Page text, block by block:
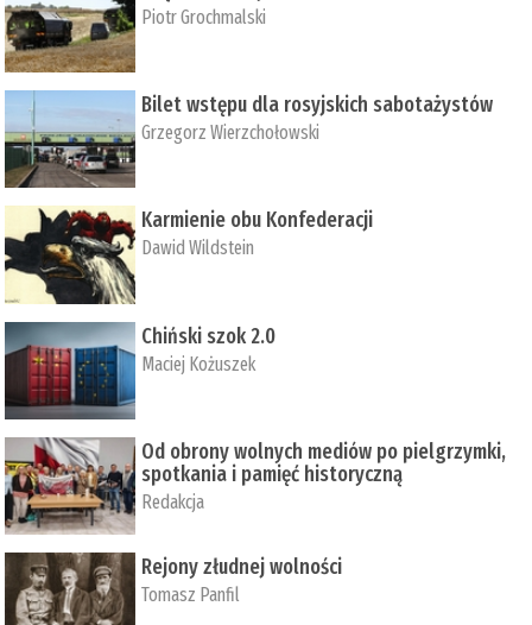
Piotr Grochmalski
Bilet wstępu dla rosyjskich sabotażystów
Grzegorz Wierzchołowski
Karmienie obu Konfederacji
Dawid Wildstein
Chiński szok 2.0
Maciej Kożuszek
Od obrony wolnych mediów po pielgrzymki,
spotkania i pamięć historyczną
Redakcja
Rejony złudnej wolności
Tomasz Panfil